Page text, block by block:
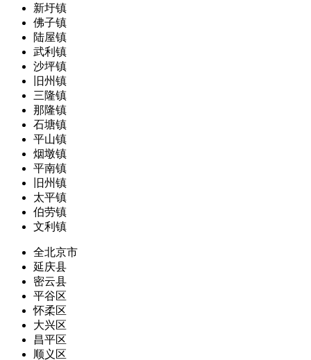
新圩镇
佛子镇
陆屋镇
武利镇
沙坪镇
旧州镇
三隆镇
那隆镇
石塘镇
平山镇
烟墩镇
平南镇
旧州镇
太平镇
伯劳镇
文利镇
全北京市
延庆县
密云县
平谷区
怀柔区
大兴区
昌平区
顺义区